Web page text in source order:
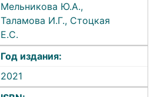
Мельникова Ю.А.,
Таламова И.Г., Стоцкая
Е.С.
Год издания:
2021